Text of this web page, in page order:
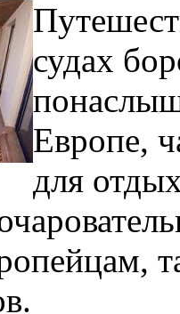
судах
Европе,
для